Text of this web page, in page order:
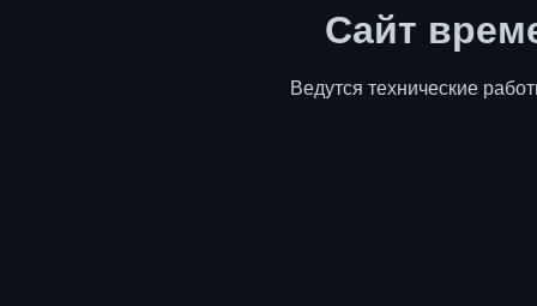
Сайт
Ведутся технические